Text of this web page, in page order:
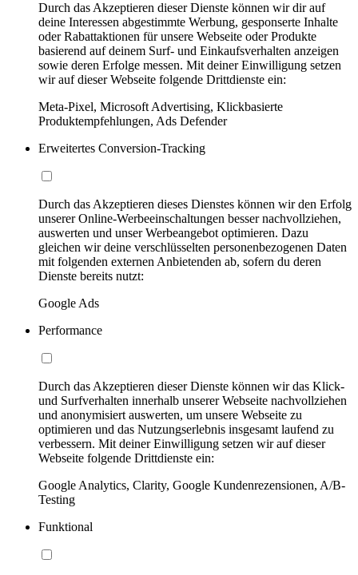
Durch das Akzeptieren dieser Dienste können wir dir auf
deine Interessen abgestimmte Werbung, gesponserte Inhalte
oder Rabattaktionen für unsere Webseite oder Produkte
basierend auf deinem Surf- und Einkaufsverhalten anzeigen
sowie deren Erfolge messen. Mit deiner Einwilligung setzen
wir auf dieser Webseite folgende Drittdienste ein:
Meta-Pixel, Microsoft Advertising, Klickbasierte
Produktempfehlungen, Ads Defender
Erweitertes Conversion-Tracking
Durch das Akzeptieren dieses Dienstes können wir den Erfolg
unserer Online-Werbeeinschaltungen besser nachvollziehen,
auswerten und unser Werbeangebot optimieren. Dazu
gleichen wir deine verschlüsselten personenbezogenen Daten
mit folgenden externen Anbietenden ab, sofern du deren
Dienste bereits nutzt:
Google Ads
Performance
Durch das Akzeptieren dieser Dienste können wir das Klick-
und Surfverhalten innerhalb unserer Webseite nachvollziehen
und anonymisiert auswerten, um unsere Webseite zu
optimieren und das Nutzungserlebnis insgesamt laufend zu
verbessern. Mit deiner Einwilligung setzen wir auf dieser
Webseite folgende Drittdienste ein:
Google Analytics, Clarity, Google Kundenrezensionen, A/B-
Testing
Funktional